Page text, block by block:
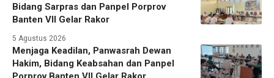
Bidang Sarpras dan Panpel Porprov
Banten VII Gelar Rakor
5 Agustus 2026
Menjaga Keadilan, Panwasrah Dewan
Hakim, Bidang Keabsahan dan Panpel